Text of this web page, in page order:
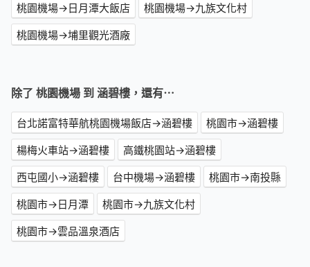
桃園機場→日月潭大飯店
桃園機場→九族文化村
桃園機場→埔里觀光酒廠
除了 桃園機場 到 涵碧樓，還有⋯
台北諾富特華航桃園機場飯店→涵碧樓
桃園市→涵碧樓
楊梅火車站→涵碧樓
高鐵桃園站→涵碧樓
西屯國小→涵碧樓
台中機場→涵碧樓
桃園市→南投縣
桃園市→日月潭
桃園市→九族文化村
桃園市→雲品溫泉酒店